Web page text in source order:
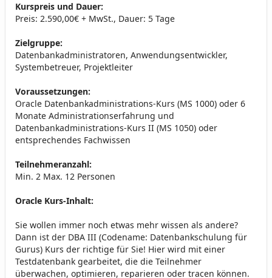
Kurspreis und Dauer:
Preis: 2.590,00€ + MwSt., Dauer: 5 Tage
Zielgruppe:
Datenbankadministratoren, Anwendungsentwickler,
Systembetreuer, Projektleiter
Voraussetzungen:
Oracle Datenbankadministrations-Kurs (MS 1000) oder 6
Monate Administrationserfahrung und
Datenbankadministrations-Kurs II (MS 1050) oder
entsprechendes Fachwissen
Teilnehmeranzahl:
Min. 2 Max. 12 Personen
Oracle Kurs-Inhalt:
Sie wollen immer noch etwas mehr wissen als andere?
Dann ist der DBA III (Codename: Datenbankschulung für
Gurus) Kurs der richtige für Sie! Hier wird mit einer
Testdatenbank gearbeitet, die die Teilnehmer
überwachen, optimieren, reparieren oder tracen können.